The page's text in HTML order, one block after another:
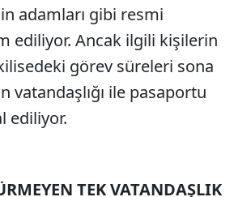
adamları gibi resmi
ediliyor. Ancak ilgili kişilerin
görev süreleri sona
vatandaşlığı ile pasaportu
ediliyor.
TEK VATANDAŞLIK